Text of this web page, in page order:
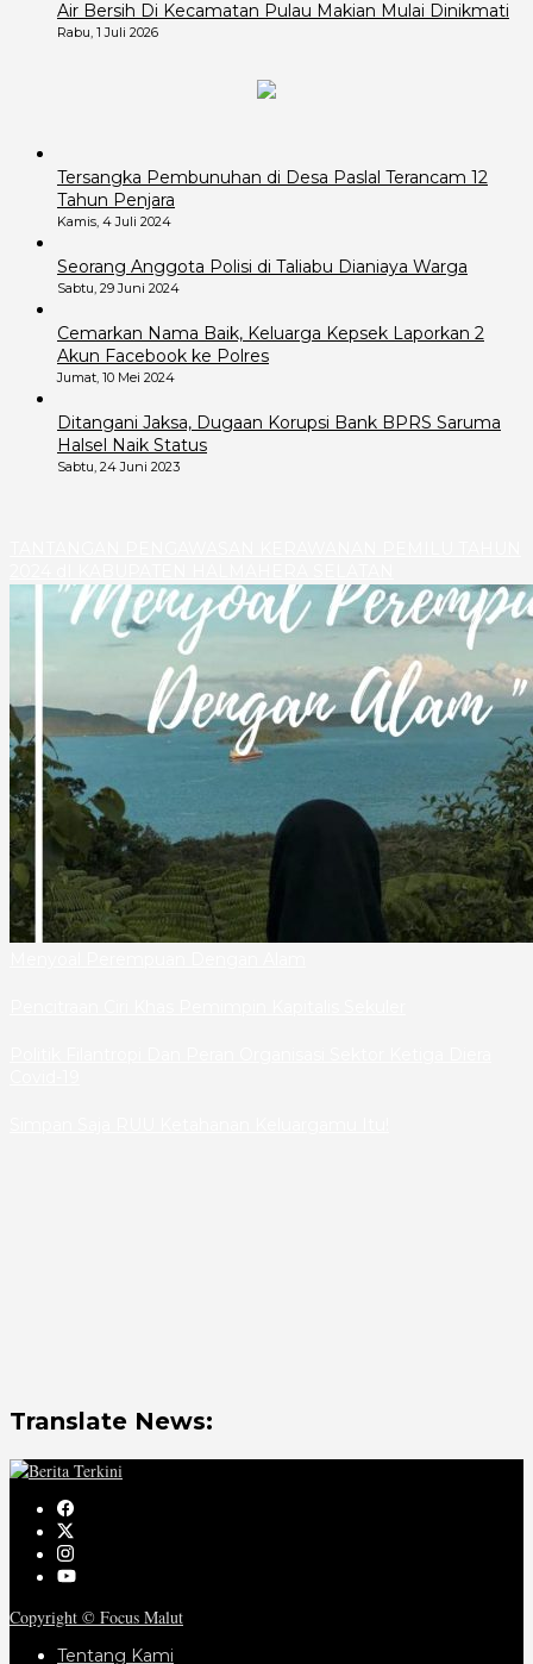
Air Bersih Di Kecamatan Pulau Makian Mulai Dinikmati
Rabu, 1 Juli 2026
Tersangka Pembunuhan di Desa Paslal Terancam 12
Tahun Penjara
Kamis, 4 Juli 2024
Seorang Anggota Polisi di Taliabu Dianiaya Warga
Sabtu, 29 Juni 2024
Cemarkan Nama Baik, Keluarga Kepsek Laporkan 2
Akun Facebook ke Polres
Jumat, 10 Mei 2024
Ditangani Jaksa, Dugaan Korupsi Bank BPRS Saruma
Halsel Naik Status
Sabtu, 24 Juni 2023
Translate News:
Copyright © Focus Malut
Tentang Kami